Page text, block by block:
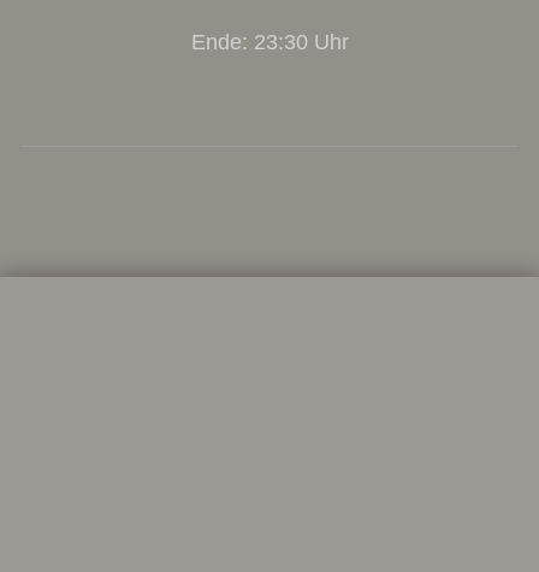
Ende: 23:30 Uhr